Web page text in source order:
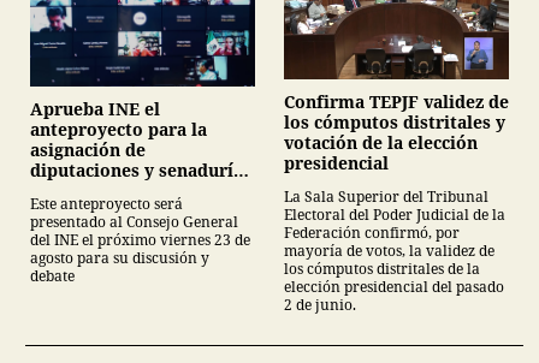
Aprueba INE el
anteproyecto para la
asignación de
diputaciones y senadurías
Este anteproyecto será
presentado al Consejo General
del INE el próximo viernes 23 de
agosto para su discusión y
debate
Confirma TEPJF validez de
los cómputos distritales y
votación de la elección
presidencial
La Sala Superior del Tribunal
Electoral del Poder Judicial de la
Federación confirmó, por
mayoría de votos, la validez de
los cómputos distritales de la
elección presidencial del pasado
2 de junio.